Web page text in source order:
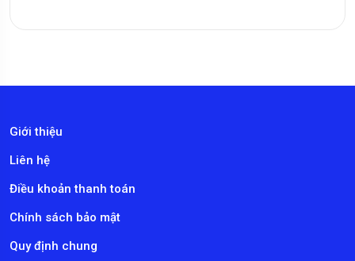
Giới thiệu
Liên hệ
Điều khoản thanh toán
Chính sách bảo mật
Quy định chung